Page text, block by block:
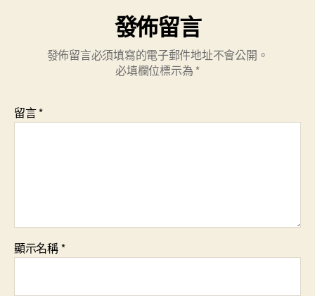
發佈留言
發佈留言必須填寫的電子郵件地址不會公開。
必填欄位標示為 *
留言*
顯示名稱*